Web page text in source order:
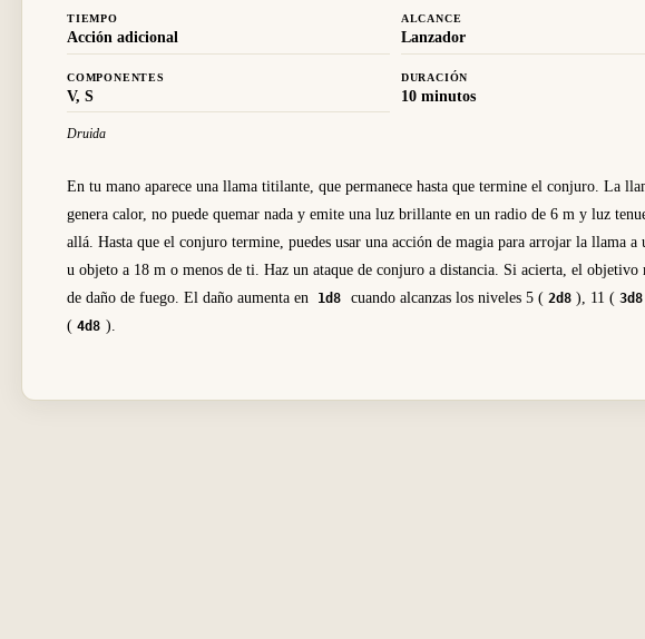
TIEMPO
Acción adicional
ALCANCE
Lanzador
COMPONENTES
V, S
DURACIÓN
10 minutos
Druida
En tu mano aparece una llama titilante, que permanece hasta que termine el conjuro. La
genera calor, no puede quemar nada y emite una luz brillante en un radio de 6 m y luz
allá. Hasta que el conjuro termine, puedes usar una acción de magia para arrojar la llama a
u objeto a 18 m o menos de ti. Haz un ataque de conjuro a distancia. Si acierta, el objetivo
de daño de fuego. El daño aumenta en 1d8 cuando alcanzas los niveles 5 ( 2d8 ), 11 ( 3d8
( 4d8 ).